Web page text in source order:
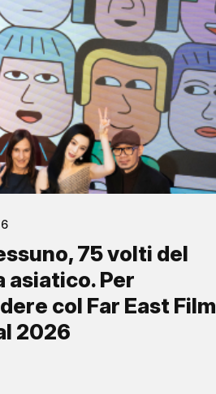
75 volti del
asiatico. Per
col Far East Film
2026